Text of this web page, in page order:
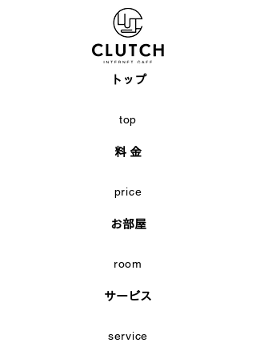
トップ
top
料 金
price
お部屋
room
サービス
service